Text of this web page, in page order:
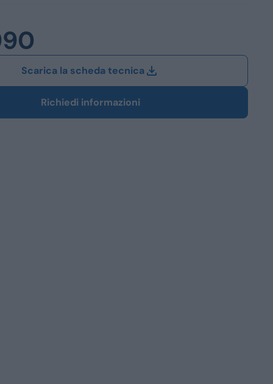
Scarica la scheda tecnica
Richiedi informazioni